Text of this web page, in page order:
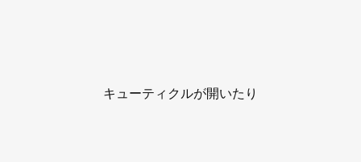
キューティクルが開いたり